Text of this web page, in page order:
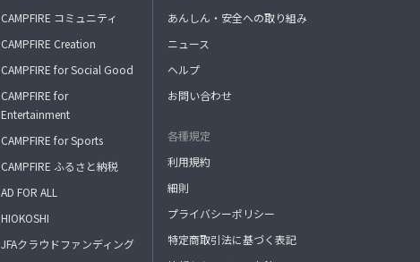
CAMPFIRE コミュニティ
CAMPFIRE Creation
CAMPFIRE for Social Good
CAMPFIRE for
Entertainment
CAMPFIRE for Sports
CAMPFIRE ふるさと納税
AD FOR ALL
HIOKOSHI
JFAクラウドファンディング
あんしん・安全への取り組み
ニュース
ヘルプ
お問い合わせ
各種規定
利用規約
細則
プライバシーポリシー
特定商取引法に基づく表記